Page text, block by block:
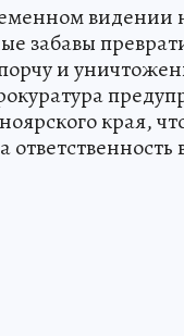
видении
забавы
и
края,
ответственность